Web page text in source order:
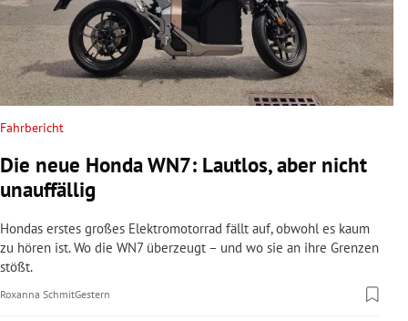
Untermenü
Untermenü
Untermenü
Untermenü
Untermenü
Untermenü
Fahrbericht
Die neue Honda WN7: Lautlos, aber nicht
unauffällig
Hondas erstes großes Elektromotorrad fällt auf, obwohl es kaum
zu hören ist. Wo die WN7 überzeugt – und wo sie an ihre Grenzen
stößt.
Roxanna SchmitGestern